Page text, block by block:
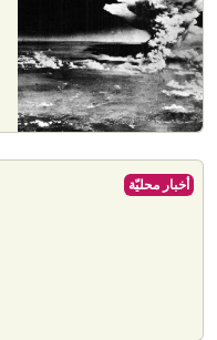
أخبار محليّة